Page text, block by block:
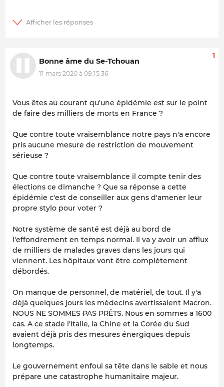
Bonne âme du Se-Tchouan
11 mars 2020 à 09:15:36
1
Vous êtes au courant qu'une épidémie est sur le point
de faire des milliers de morts en France ?
Que contre toute vraisemblance notre pays n'a encore
pris aucune mesure de restriction de mouvement
sérieuse ?
Que contre toute vraisemblance il compte tenir des
élections ce dimanche ? Que sa réponse a cette
épidémie c'est de conseiller aux gens d'amener leur
propre stylo pour voter ?
Notre système de santé est déjà au bord de
l'effondrement en temps normal. Il va y avoir un afflux
de milliers de malades graves dans les jours qui
viennent. Les hôpitaux vont être complètement
débordés.
On manque de personnel, de matériel, de tout. Il y'a
déjà quelques jours les médecins avertissaient Macron.
NOUS NE SOMMES PAS PRÊTS. Nous en sommes a 1600
cas. A ce stade l'Italie, la Chine et la Corée du Sud
avaient déjà pris des mesures énergiques depuis
longtemps.
Le gouvernement enfoui sa tête dans le sable et nous
prépare une catastrophe humanitaire majeur.